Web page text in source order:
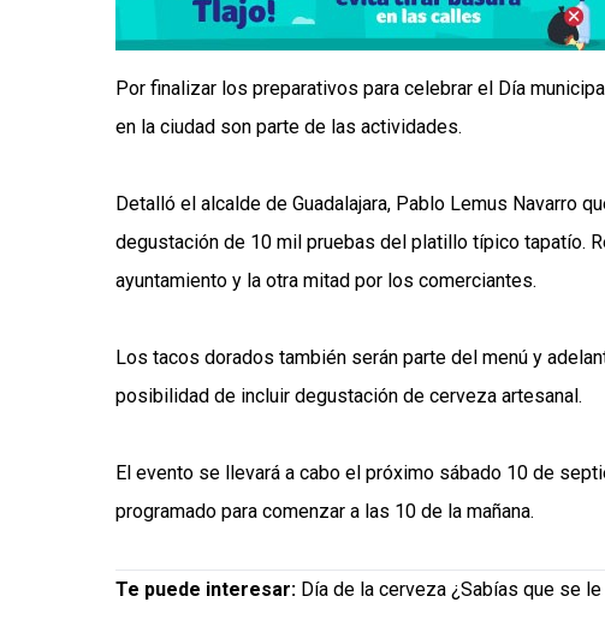
Por finalizar los preparativos para celebrar el Día
en la ciudad son parte de las actividades.
Detalló el alcalde de Guadalajara, Pablo Lemus Navarro
degustación de 10 mil pruebas del platillo típico tapatío.
ayuntamiento y la otra mitad por los comerciantes.
Los tacos dorados también serán parte del menú y
posibilidad de incluir degustación de cerveza artesanal.
El evento se llevará a cabo el próximo sábado 10 de
programado para comenzar a las 10 de la mañana.
Te puede interesar: Día de la cerveza ¿Sabías que se